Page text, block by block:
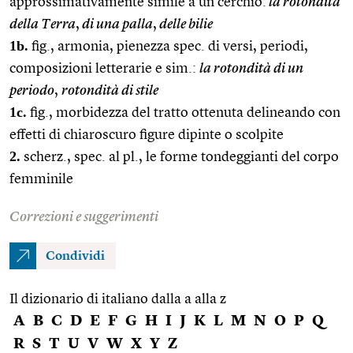
della Terra, di una palla, delle bilie
1b. fig., armonia, pienezza spec. di versi, periodi,
composizioni letterarie e sim.: la rotondità di un
periodo, rotondità di stile
1c. fig., morbidezza del tratto ottenuta delineando con
effetti di chiaroscuro figure dipinte o scolpite
2. scherz., spec. al pl., le forme tondeggianti del corpo
femminile
Correzioni e suggerimenti
Condividi
Il dizionario di italiano dalla a alla z
A B C D E F G H I J K L M N O P Q
R S T U V W X Y Z